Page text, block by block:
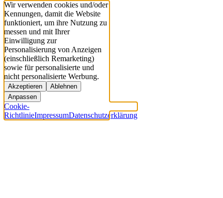
Wir verwenden cookies und/oder
Kennungen, damit die Website
funktioniert, um ihre Nutzung zu
messen und mit Ihrer
Einwilligung zur
Personalisierung von Anzeigen
(einschließlich Remarketing)
sowie für personalisierte und
nicht personalisierte Werbung.
Akzeptieren
Ablehnen
Anpassen
Cookie-
RichtlinieImpressumDatenschutzerklärung